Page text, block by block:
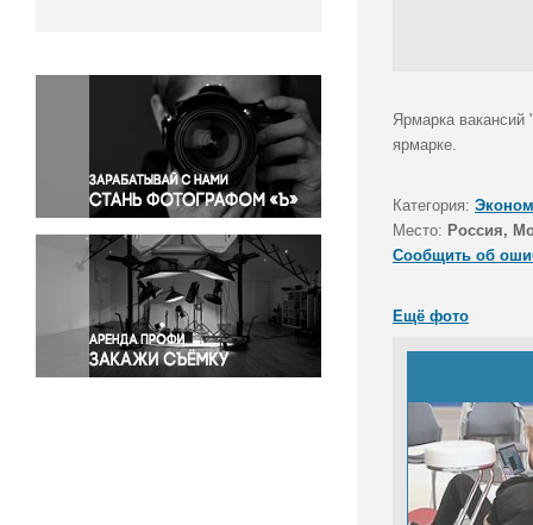
Окружающая среда
Политика
Правосудие
Происшествия и конфликты
Религия
Светская жизнь
Спорт
Экология
Экономика и бизнес
Ярмарка
ярмарке.
Категория:
Место: Россия,
Сообщить об
Ещё фото